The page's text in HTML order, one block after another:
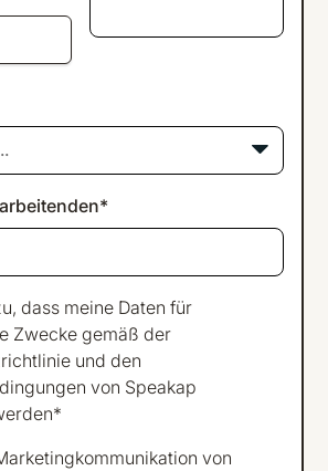
dass meine Daten für
Zwecke gemäß der
und den
von Speakap
von